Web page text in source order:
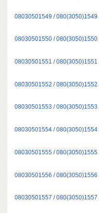
08030501549 / 080(3050)1549
08030501550 /
08030501551 / 080(3050)1551
08030501552 / 080(3050)1552
08030501553 / 080(3050)1553
08030501554 /
08030501555 /
08030501556 / 080(3050)1556
08030501557 / 080(3050)1557